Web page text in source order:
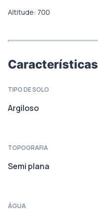
Altitude: 700
Características
TIPO DE SOLO
Argiloso
TOPOGRAFIA
Semi plana
ÁGUA